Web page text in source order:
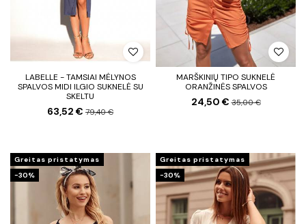
LABELLE - TAMSIAI MĖLYNOS
SPALVOS MIDI ILGIO SUKNELĖ SU
SKELTU
63,52 € 79,40 €
MARŠKINIŲ TIPO SUKNELĖ
ORANŽINĖS SPALVOS
24,50 €35,00 €
Greitas pristatymas
−30%
Greitas pristatymas
−30%